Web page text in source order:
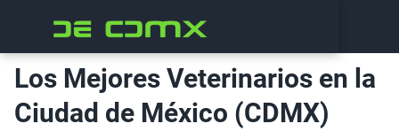
Los Mejores Veterinarios en la
Ciudad de México (CDMX)